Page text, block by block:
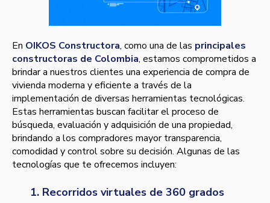
En OIKOS Constructora, como una de las principales
constructoras de Colombia, estamos comprometidos a
brindar a nuestros clientes una experiencia de compra de
vivienda moderna y eficiente a través de la
implementación de diversas herramientas tecnológicas.
Estas herramientas buscan facilitar el proceso de
búsqueda, evaluación y adquisición de una propiedad,
brindando a los compradores mayor transparencia,
comodidad y control sobre su decisión. Algunas de las
tecnologías que te ofrecemos incluyen:
1. Recorridos virtuales de 360 grados